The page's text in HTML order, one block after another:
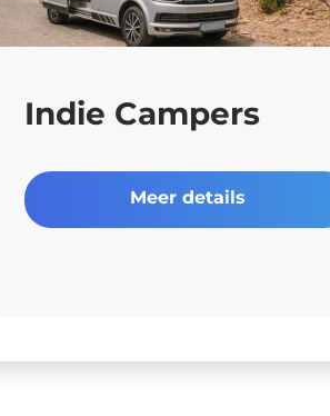
Indie Campers
Meer details